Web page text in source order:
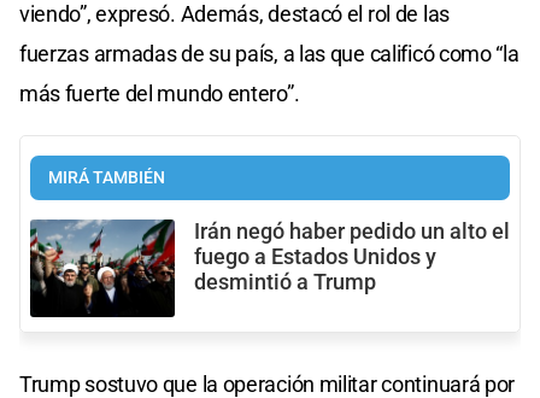
viendo”, expresó. Además, destacó el rol de las
fuerzas armadas de su país, a las que calificó como “la
más fuerte del mundo entero”.
MIRÁ TAMBIÉN
Irán negó haber pedido un alto el
fuego a Estados Unidos y
desmintió a Trump
Trump sostuvo que la operación militar continuará por